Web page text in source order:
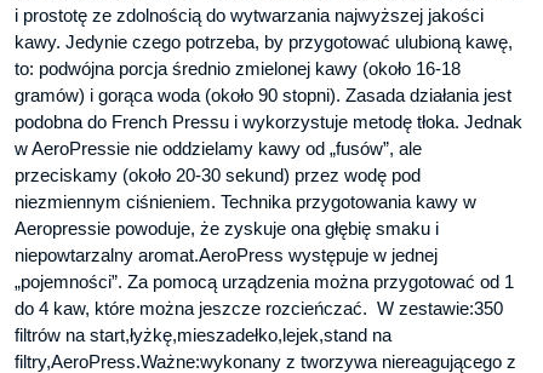
i prostotę ze zdolnością do wytwarzania najwyższej jakości
kawy. Jedynie czego potrzeba, by przygotować ulubioną kawę,
to: podwójna porcja średnio zmielonej kawy (około 16-18
gramów) i gorąca woda (około 90 stopni). Zasada działania jest
podobna do French Pressu i wykorzystuje metodę tłoka. Jednak
w AeroPressie nie oddzielamy kawy od „fusów”, ale
przeciskamy (około 20-30 sekund) przez wodę pod
niezmiennym ciśnieniem. Technika przygotowania kawy w
Aeropressie powoduje, że zyskuje ona głębię smaku i
niepowtarzalny aromat.AeroPress występuje w jednej
„pojemności”. Za pomocą urządzenia można przygotować od 1
do 4 kaw, które można jeszcze rozcieńczać. W zestawie:350
filtrów na start,łyżkę,mieszadełko,lejek,stand na
filtry,AeroPress.Ważne:wykonany z tworzywa niereagującego z